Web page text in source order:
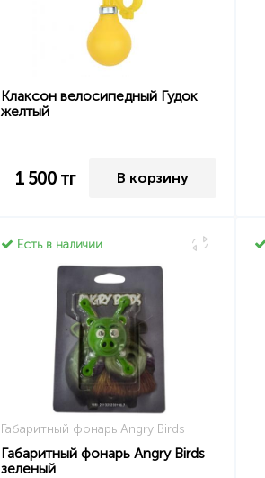
Клаксон велосипедный Гудок
желтый
1 500тг В корзину
Есть в наличии
Габаритный фонарь Angry Birds
Габаритный фонарь Angry Birds
зеленый